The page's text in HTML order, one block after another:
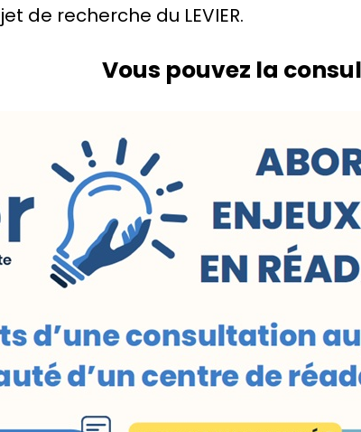
de recherche du LEVIER.
Vous pouvez la